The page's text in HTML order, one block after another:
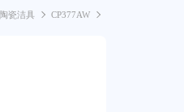
陶瓷洁具 CP377AW